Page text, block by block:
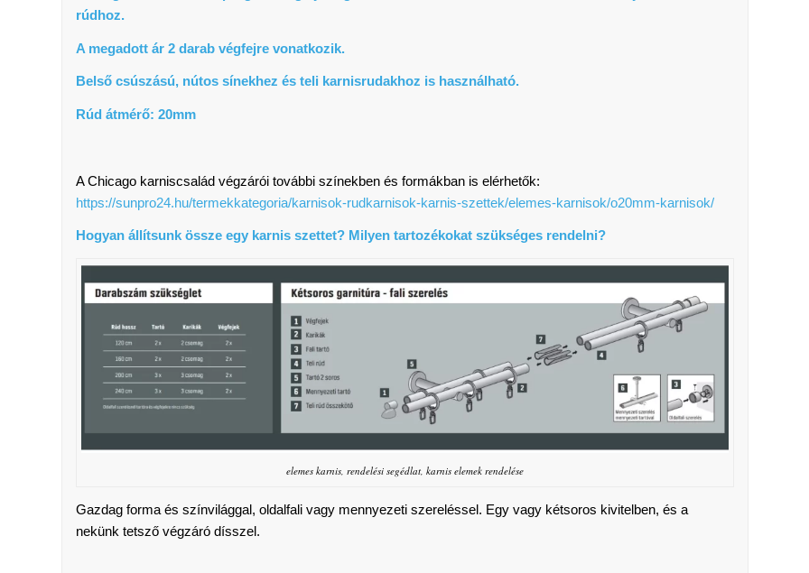
rúdhoz.
A megadott ár 2 darab végfejre vonatkozik.
Belső csúszású, nútos sínekhez és teli karnisrudakhoz is használható.
Rúd átmérő: 20mm
A Chicago karniscsalád végzárói további színekben és formákban is elérhetők:
https://sunpro24.hu/termekkategoria/karnisok-rudkarnisok-karnis-szettek/elemes-karnisok/o20mm-karnisok/
Hogyan állítsunk össze egy karnis szettet? Milyen tartozékokat szükséges rendelni?
elemes karnis, rendelési segédlat, karnis elemek rendelése
Gazdag forma és színvilággal, oldalfali vagy mennyezeti szereléssel. Egy vagy kétsoros kivitelben, és a
nekünk tetsző végzáró dísszel.